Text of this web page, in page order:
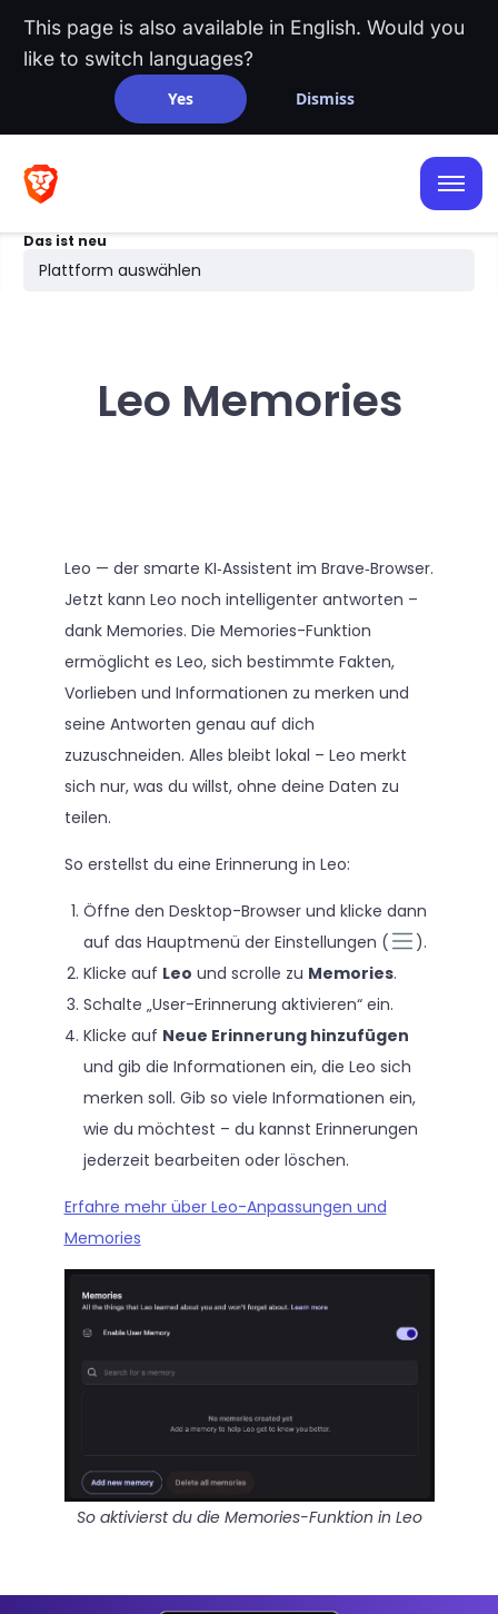
This page is also available in English. Would you
like to switch languages?
Yes Dismiss
Das ist neu
Plattform auswählen
iOS
Android
Desktop
Suchen
Leo Memories
Leo — der smarte KI‑Assistent im Brave‑Browser.
Jetzt kann Leo noch intelligenter antworten –
dank Memories. Die Memories-Funktion
ermöglicht es Leo, sich bestimmte Fakten,
Vorlieben und Informationen zu merken und
seine Antworten genau auf dich
zuzuschneiden. Alles bleibt lokal – Leo merkt
sich nur, was du willst, ohne deine Daten zu
teilen.
So erstellst du eine Erinnerung in Leo:
Öffne den Desktop-Browser und klicke dann
auf das Hauptmenü der Einstellungen (
).
Klicke auf Leo und scrolle zu Memories.
Schalte „User-Erinnerung aktivieren“ ein.
Klicke auf Neue Erinnerung hinzufügen
und gib die Informationen ein, die Leo sich
merken soll. Gib so viele Informationen ein,
wie du möchtest – du kannst Erinnerungen
jederzeit bearbeiten oder löschen.
Erfahre mehr über Leo-Anpassungen und
Memories
So aktivierst du die Memories-Funktion in Leo